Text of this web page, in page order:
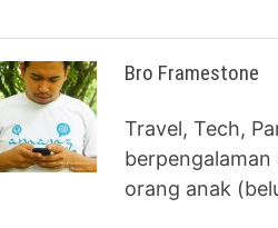
Bro Framestone
Travel, Tech,
orang anak